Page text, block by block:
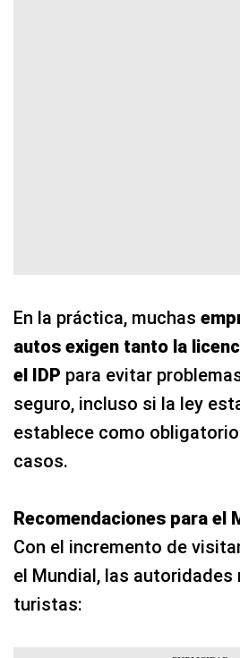
En la práctica, muchas
autos exigen tanto la
el IDP para evitar
seguro, incluso si la ley
establece como
casos.
Recomendaciones para el
Con el incremento de
el Mundial, las autoridades
turistas: